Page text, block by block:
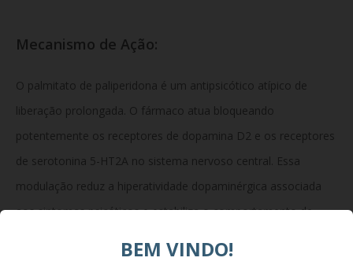
Mecanismo de Ação:
O palmitato de paliperidona é um antipsicótico atípico de
liberação prolongada. O fármaco atua bloqueando
potentemente os receptores de dopamina D2 e os receptores
de serotonina 5-HT2A no sistema nervoso central. Essa
modulação reduz a hiperatividade dopaminérgica associada
aos sintomas psicóticos e estabiliza o comportamento de
BEM VINDO!